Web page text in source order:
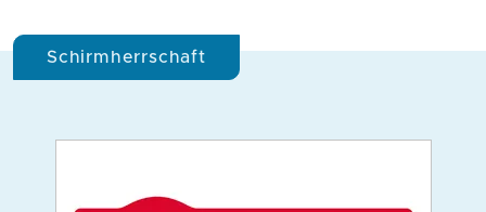
Schirmherrschaft